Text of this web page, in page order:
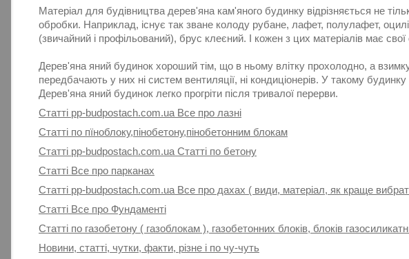
Матеріал для будівництва дерев'яна кам'яного будинку відрізняється не
обробки. Наприклад, існує так зване колоду рубане, лафет, полулафет,
(звичайний і профільований), брус клеєний. І кожен з цих матеріалів має свої
Дерев'яна яний будинок хороший тім, що в ньому влітку прохолодно, а
передбачають у них ні систем вентиляції, ні кондиціонерів. У такому
Дерев'яна яний будинок легко прогріти після тривалої перерви.
Статті pp-budpostach.com.ua Все про лазні
Статті по пїноблоку,пінобетону,пінобетонним блокам
Статті pp-budpostach.com.ua Статті по бетону
Статті Все про парканах
Статті pp-budpostach.com.ua Все про дахах ( види, матеріал, як краще
Статті Все про Фундаменті
Статті по газобетону ( газоблокам ), газобетонних блоків, блоків
Новини, статті, чутки, факти, різне і по чу-чуть